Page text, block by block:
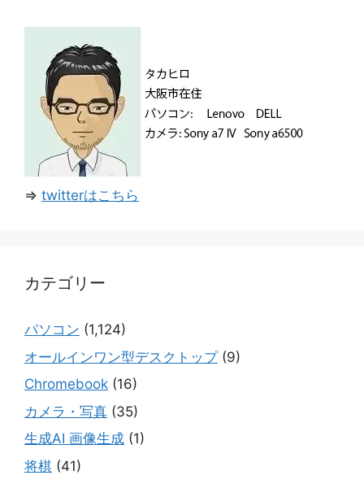
⇒ twitterはこちら
カテゴリー
パソコン (1,124)
オールインワン型デスクトップ(9)
Chromebook (16)
カメラ・写真 (35)
生成AI 画像生成 (1)
将棋 (41)